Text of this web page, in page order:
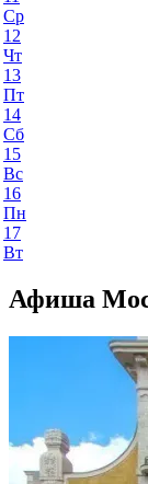
Ср
12
Чт
13
Пт
14
Сб
15
Вс
16
Пн
17
Вт
Афиша